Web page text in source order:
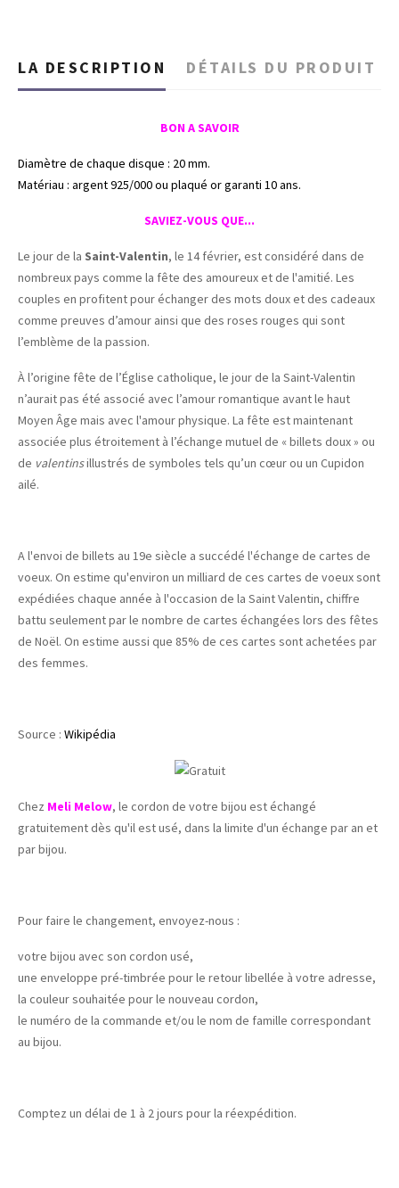
LA DESCRIPTION DÉTAILS DU PRODUIT
BON A SAVOIR
Diamètre de chaque disque : 20 mm.
Matériau : argent 925/000 ou plaqué or garanti 10 ans.
SAVIEZ-VOUS QUE...
Le jour de la Saint-Valentin, le 14 février, est considéré dans de
nombreux pays comme la fête des amoureux et de l'amitié. Les
couples en profitent pour échanger des mots doux et des cadeaux
comme preuves d’amour ainsi que des roses rouges qui sont
l’emblème de la passion.
À l’origine fête de l’Église catholique, le jour de la Saint-Valentin
n’aurait pas été associé avec l’amour romantique avant le haut
Moyen Âge mais avec l'amour physique. La fête est maintenant
associée plus étroitement à l’échange mutuel de « billets doux » ou
de valentinsillustrés de symboles tels qu’un cœur ou un Cupidon
ailé.
A l'envoi de billets au 19e siècle a succédé l'échange de cartes de
voeux. On estime qu'environ un milliard de ces cartes de voeux sont
expédiées chaque année à l'occasion de la Saint Valentin, chiffre
battu seulement par le nombre de cartes échangées lors des fêtes
de Noël. On estime aussi que 85% de ces cartes sont achetées par
des femmes.
Source : Wikipédia
Chez Meli Melow, le cordon de votre bijou est échangé
gratuitement dès qu'il est usé, dans la limite d'un échange par an et
par bijou.
Pour faire le changement, envoyez-nous :
votre bijou avec son cordon usé,
une enveloppe pré-timbrée pour le retour libellée à votre adresse,
la couleur souhaitée pour le nouveau cordon,
le numéro de la commande et/ou le nom de famille correspondant
au bijou.
Comptez un délai de 1 à 2 jours pour la réexpédition.